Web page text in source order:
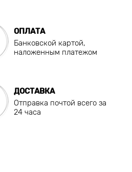
ОПЛАТА
Банковской картой,
наложенным платежом
ДОСТАВКА
Отправка почтой всего за
24 часа